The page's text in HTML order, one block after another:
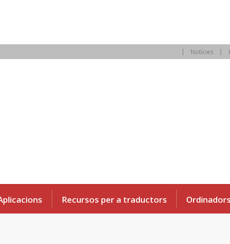
Notícies
Recursos per a traductors